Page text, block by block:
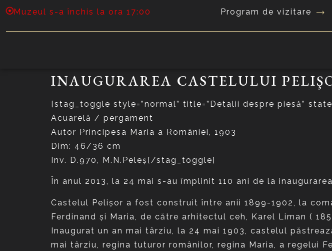
Muzeul s-a închis la ora 17:00 Program de vizitare
INAUGURAREA CASTELULUI
[stag_toggle style=”normal” title=”Detalii despre piesă”
Acuarelă / pergament
Autor Principesa Maria a României, 1903
Dim: 46/36 cm
Inv. D.970, M.N.Peleş[/stag_toggle]
În anul 2013, la 24 mai s-au împlinit 110 ani de la
Castelul Pelişor a fost construit între anii 1899-1902, la
Ferdinand şi Maria, de către arhitectul ceh, Karel Liman (
Inaugurat un an mai târziu, la 24 mai 1903, castelul
mai târziu, regina tuturor românilor, regina Maria, a regelui